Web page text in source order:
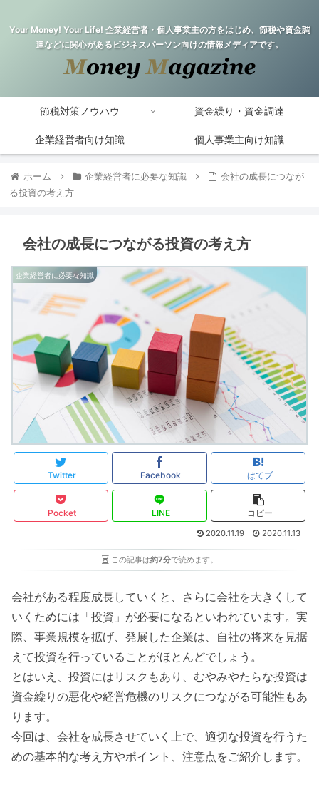
Your Money! Your Life! 企業経営者・個人事業主の方をはじめ、節税や資金調
達などに関心があるビジネスパーソン向けの情報メディアです。
節税対策ノウハウ 資金繰り・資金調達
企業経営者向け知識 個人事業主向け知識
ホーム 企業経営者に必要な知識
会社の成長につなが
る投資の考え方
会社の成長につながる投資の考え方
企業経営者に必要な知識
Twitter Facebook はてブ
Pocket LINE コピー
2020.11.19 2020.11.13
この記事は約7分で読めます。
会社がある程度成長していくと、さらに会社を大きくして
いくためには「投資」が必要になるといわれています。実
際、事業規模を拡げ、発展した企業は、自社の将来を見据
えて投資を行っていることがほとんどでしょう。
とはいえ、投資にはリスクもあり、むやみやたらな投資は
資金繰りの悪化や経営危機のリスクにつながる可能性もあ
ります。
今回は、会社を成長させていく上で、適切な投資を行うた
めの基本的な考え方やポイント、注意点をご紹介します。